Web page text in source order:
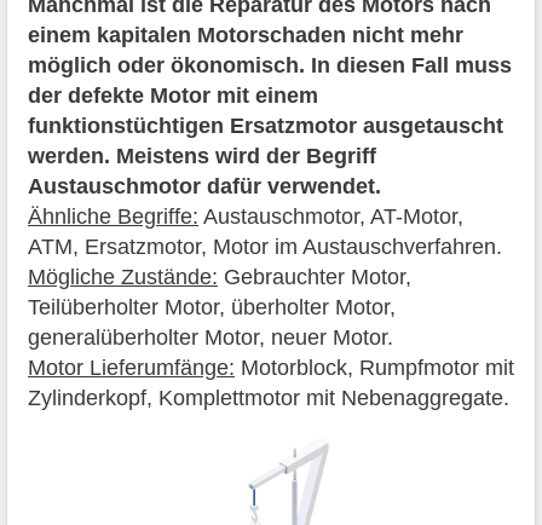
einem kapitalen Motorschaden nicht mehr
möglich oder ökonomisch. In diesen Fall muss
der defekte Motor mit einem
funktionstüchtigen Ersatzmotor ausgetauscht
werden. Meistens wird der Begriff
Austauschmotor dafür verwendet.
Ähnliche Begriffe: Austauschmotor, AT-Motor,
ATM, Ersatzmotor, Motor im Austauschverfahren.
Mögliche Zustände: Gebrauchter Motor,
Teilüberholter Motor, überholter Motor,
generalüberholter Motor, neuer Motor.
Motor Lieferumfänge: Motorblock, Rumpfmotor mit
Zylinderkopf, Komplettmotor mit Nebenaggregate.